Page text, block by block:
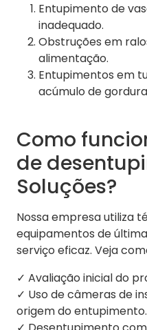
Entupimento de
inadequado.
Obstruções em
alimentação.
Entupimentos em
acúmulo de
Como
de
Soluções?
Nossa empresa utiliza
equipamentos de
serviço eficaz. Veja
✓ Avaliação inicial do
✓ Uso de câmeras de
origem do entupimento.